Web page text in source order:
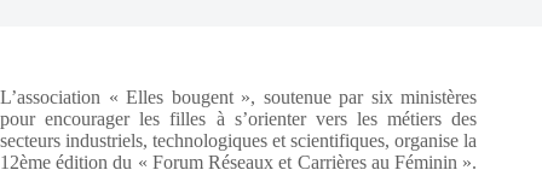
L’association « Elles bougent », soutenue par six ministères
pour encourager les filles à s’orienter vers les métiers des
secteurs industriels, technologiques et scientifiques, organise la
12ème édition du « Forum Réseaux et Carrières au Féminin ».